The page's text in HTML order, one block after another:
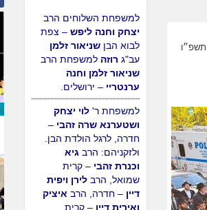
למשפחת הרבמשה
ורעייתו נחמיאס– נחלת
הר חב"ד, לרגל הולדת
הבת.
למשפחת השלוחים הרב
יצחק וחנה ליפש– צפת
לבוא הבן שניאור זלמן
עב"גרוזהלמשפחת הרב
שניאור זלמן וחנה
ערנטריי– ירושלים.
למשפחת ר' לוי יצחק
ושטערנא שרה זהבי–
חדרה, לרגל הולדת הבן.